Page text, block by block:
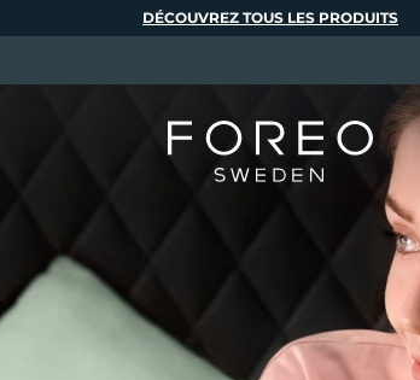
DÉCOUVREZ TOUS LES PRODUITS